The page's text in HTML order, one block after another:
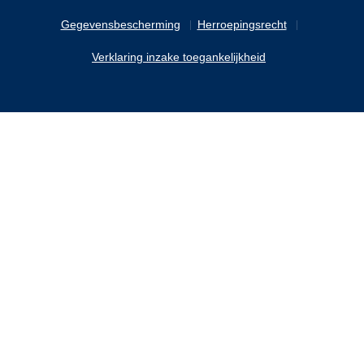
Gegevensbescherming Herroepingsrecht
Verklaring inzake toegankelijkheid